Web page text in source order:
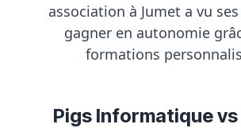
association à Jumet a vu
gagner en autonomie
formations
Pigs Informatique